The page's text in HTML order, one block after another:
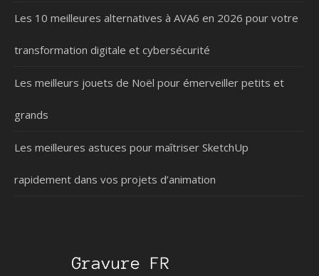
Les 10 meilleures alternatives à AVA6 en 2026 pour votre
transformation digitale et cybersécurité
Les meilleurs jouets de Noël pour émerveiller petits et
grands
Les meilleures astuces pour maîtriser SketchUp
rapidement dans vos projets d’animation